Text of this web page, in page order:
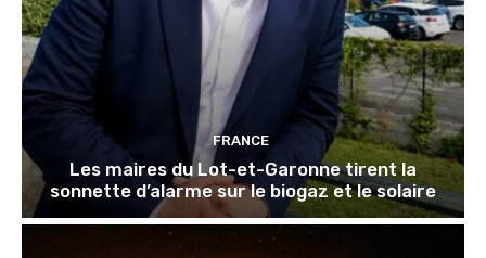
FRANCE
Les maires du Lot-et-Garonne tirent la
sonnette d’alarme sur le biogaz et le solaire